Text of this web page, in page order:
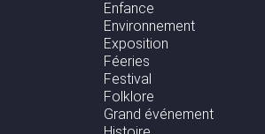
Enfance
Environnement
Exposition
Féeries
Festival
Folklore
Grand événement